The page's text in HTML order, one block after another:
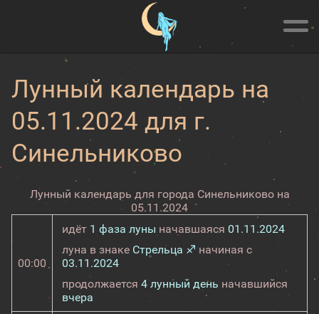
Лунный календарь на
05.11.2024 для г.
Синельниково
Лунный календарь для города Синельниково на
05.11.2024
00:00
идёт 1 фаза луны начавшаяся 01.11.2024
луна в знаке Стрельца ♐начиная с
03.11.2024
продолжается 4 лунный день начавшийся
вчера